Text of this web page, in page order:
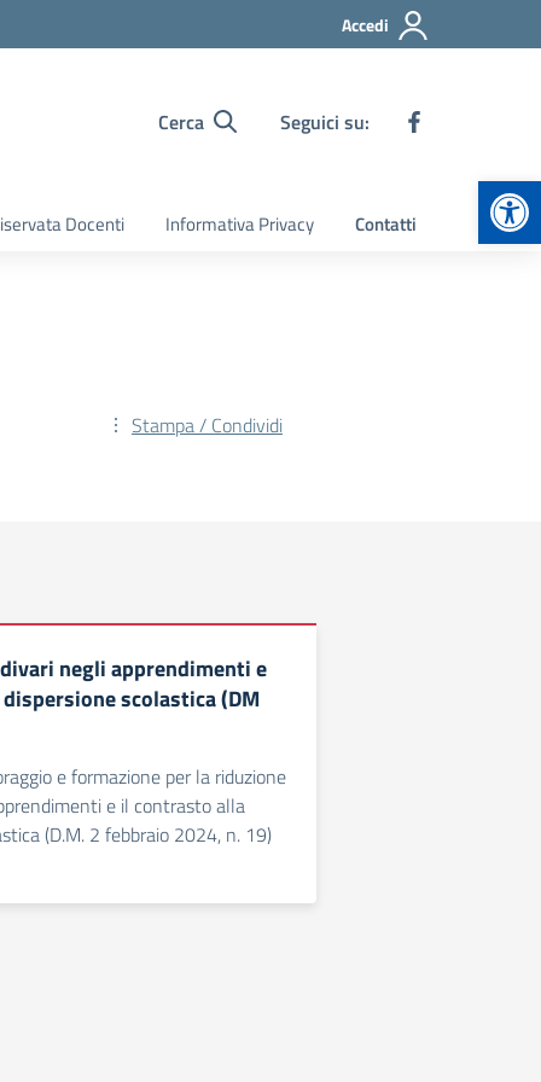
Accedi
Cerca Seguici su:
Docenti Informativa Privacy Contatti
Stampa / Condividi
negli apprendimenti e
scolastica (DM
e formazione per la riduzione
e il contrasto alla
(D.M. 2 febbraio 2024, n. 19)